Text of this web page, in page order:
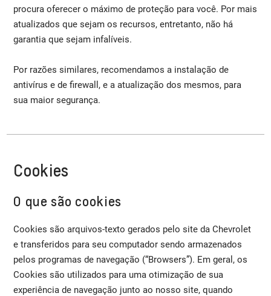
procura oferecer o máximo de proteção para você. Por mais
atualizados que sejam os recursos, entretanto, não há
garantia que sejam infalíveis.
Por razões similares, recomendamos a instalação de
antivírus e de firewall, e a atualização dos mesmos, para
sua maior segurança.
Cookies
O que são cookies
Cookies são arquivos-texto gerados pelo site da Chevrolet
e transferidos para seu computador sendo armazenados
pelos programas de navegação (“Browsers”). Em geral, os
Cookies são utilizados para uma otimização de sua
experiência de navegação junto ao nosso site, quando